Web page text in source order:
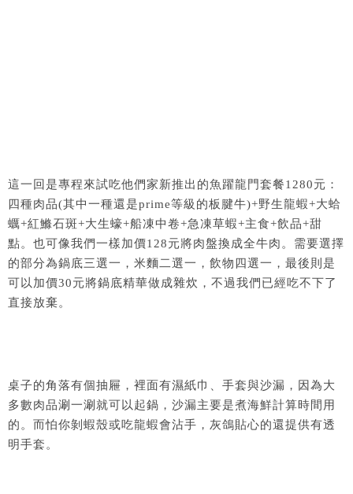
這一回是專程來試吃他們家新推出的魚躍龍門套餐1280元：
四種肉品(其中一種還是prime等級的板腱牛)+野生龍蝦+大蛤
蠣+紅鰷石斑+大生蠔+船凍中卷+急凍草蝦+主食+飲品+甜
點。也可像我們一樣加價128元將肉盤換成全牛肉。需要選擇
的部分為鍋底三選一，米麵二選一，飲物四選一，最後則是
可以加價30元將鍋底精華做成雜炊，不過我們已經吃不下了
直接放棄。
桌子的角落有個抽屜，裡面有濕紙巾、手套與沙漏，因為大
多數肉品涮一涮就可以起鍋，沙漏主要是煮海鮮計算時間用
的。而怕你剝蝦殼或吃龍蝦會沾手，灰鴿貼心的還提供有透
明手套。